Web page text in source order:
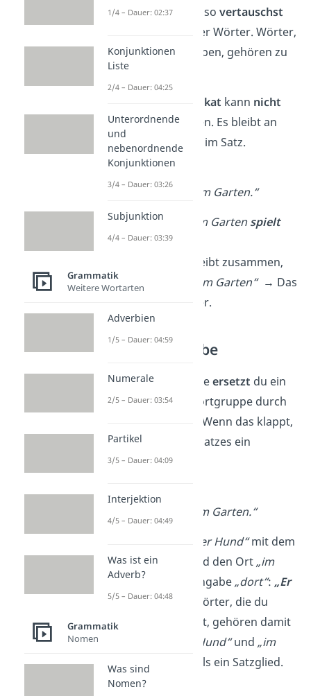
Satz einfach um, also vertauschst
der Wörter. Wörter,
die zusammenbleiben, gehören zu
einem Satzglied.
Prädikat kann nicht
verschobenwerden. Es bleibt an
der gleichen Stelle im Satz.
➡️ Beispiel:
„Der Hundspielt
im Garten.“
Umgestellt:
Im Garten spielt
der Hund.“
bleibt zusammen,
genauso wie
im Garten“ → Das
sind Satzglieder.
Die Ersatzprobe
Bei der Ersatzprobeersetzt du ein
Wort oder eine Wortgruppe durch
ein anderes Wort. Wenn das klappt,
ist dieser Teil des Satzes ein
Satzglied.
➡️ Beispiel:
„Der Hund spielt im Garten.“
„Der Hund“mit dem
Pronomen
und den Ort„im
Garten“
mit der Angabe„dort“: „Er
spielt dort.“Die Wörter, die du
gemeinsam ersetzt, gehören damit
„Der Hund“und „im
Garten“ sind jeweils ein Satzglied.
1/4 – Dauer: 02:37
Konjunktionen
Liste
2/4 – Dauer: 04:25
Unterordnende
und
nebenordnende
Konjunktionen
3/4 – Dauer: 03:26
Subjunktion
4/4 – Dauer: 03:39
Grammatik
Weitere Wortarten
Adverbien
1/5 – Dauer: 04:59
Numerale
2/5 – Dauer: 03:54
Partikel
3/5 – Dauer: 04:09
Interjektion
4/5 – Dauer: 04:49
Was ist ein
Adverb?
5/5 – Dauer: 04:48
Grammatik
Nomen
Was sind
Nomen?